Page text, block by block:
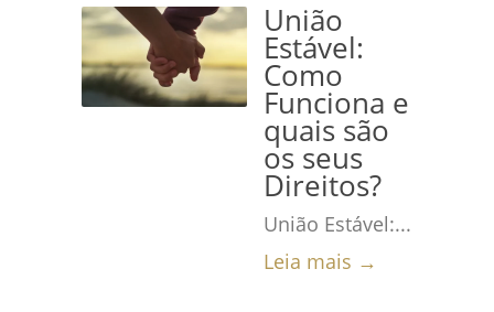
União
Estável:
Como
Funciona e
quais são
os seus
Direitos?
União Estável:...
Leia mais →